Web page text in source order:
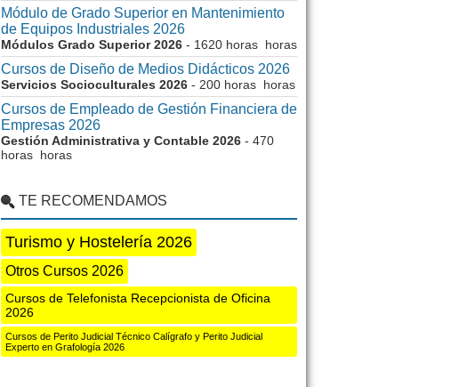
Módulo de Grado Superior en Mantenimiento
de Equipos Industriales 2026
Módulos Grado Superior 2026 - 1620 horas horas
Cursos de Diseño de Medios Didácticos 2026
Servicios Socioculturales 2026 - 200 horas horas
Cursos de Empleado de Gestión Financiera de
Empresas 2026
Gestión Administrativa y Contable 2026 - 470
horas horas
TE RECOMENDAMOS
Turismo y Hostelería 2026
Otros Cursos 2026
Cursos de Telefonista Recepcionista de Oficina
2026
Cursos de Perito Judicial Técnico Calígrafo y Perito Judicial
Experto en Grafología 2026